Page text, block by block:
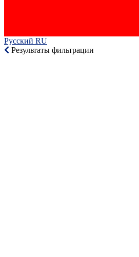
Русский RU‎
Результаты фильтрации